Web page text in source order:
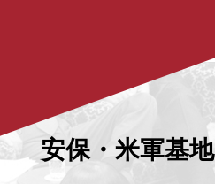
安保・米軍基地